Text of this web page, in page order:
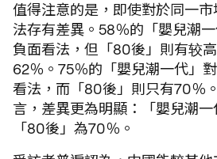
值得注意的是，即使對於同一
法存有差異。58％的「嬰兒潮
負面看法，但「80後」則有较
62％。75％的「嬰兒潮一代」
看法，而「80後」則只有70％
言，差異更為明顯：「嬰兒潮
「80後」為70％。